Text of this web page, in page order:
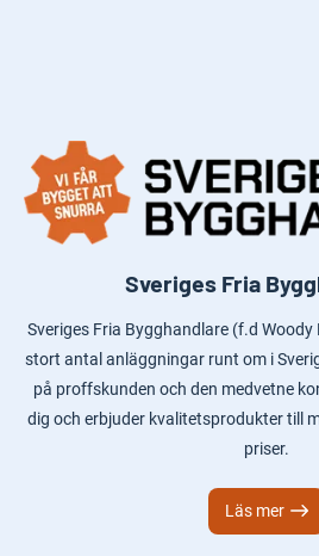
Sveriges Fria
Sveriges Fria Bygghandlare (f.d
stort antal anläggningar runt om i
på proffskunden och den medvetne
dig och erbjuder kvalitetsprodukter till
priser.
Läs mer